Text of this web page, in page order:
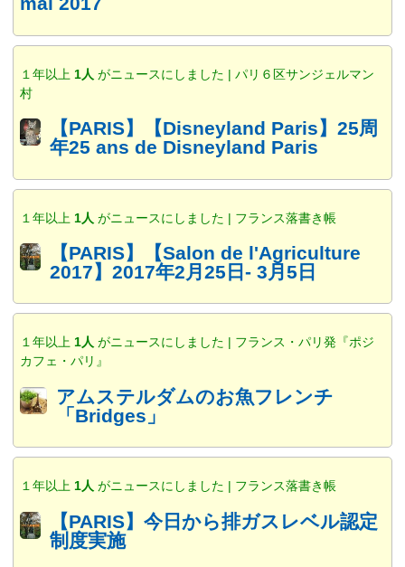
１年以上 1人 がニュースにしました | パリ６区サンジェルマン
村
【PARIS】【Disneyland Paris】25周
年25 ans de Disneyland Paris
１年以上 1人 がニュースにしました | フランス落書き帳
【PARIS】【Salon de l'Agriculture
2017】2017年2月25日- 3月5日
１年以上 1人 がニュースにしました | フランス・パリ発『ポジ
カフェ・パリ』
アムステルダムのお魚フレンチ
「Bridges」
１年以上 1人 がニュースにしました | フランス落書き帳
【PARIS】今日から排ガスレベル認定
制度実施